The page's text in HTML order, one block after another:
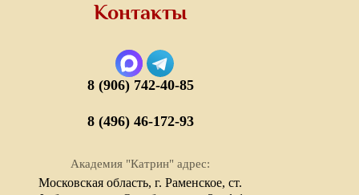
Контакты
8 (906) 742-40-85
8 (496) 46-172-93
Академия "Катрин" адрес:
Московская область, г. Раменское, ст.